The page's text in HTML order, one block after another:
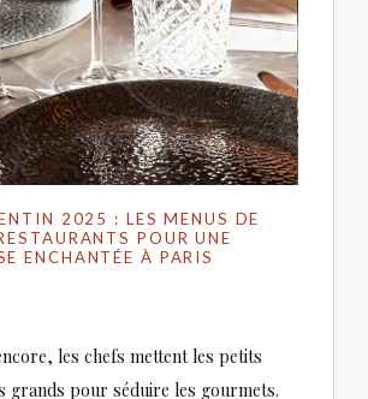
2025 : LES MENUS DE
POUR UNE
ENCHANTÉE À PARIS
les chefs mettent les petits
grands pour séduire les gourmets.